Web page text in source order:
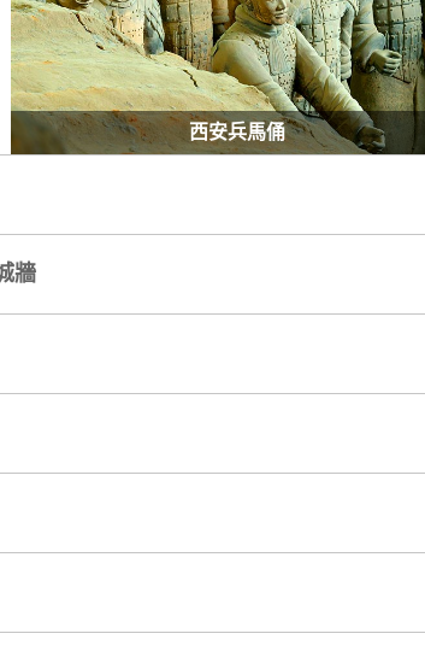
西安兵馬俑
牆